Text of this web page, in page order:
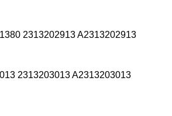
2313202913 A2313202913
2313203013 A2313203013